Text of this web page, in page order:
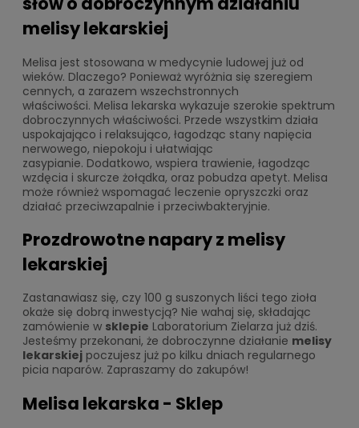
melisy lekarskiej
Melisa jest stosowana w medycynie ludowej już od
wieków. Dlaczego? Ponieważ wyróżnia się szeregiem
cennych, a zarazem wszechstronnych
właściwości. Melisa lekarska wykazuje szerokie spektrum
dobroczynnych właściwości. Przede wszystkim działa
uspokajająco i relaksująco, łagodząc stany napięcia
nerwowego, niepokoju i ułatwiając
zasypianie. Dodatkowo, wspiera trawienie, łagodząc
wzdęcia i skurcze żołądka, oraz pobudza apetyt. Melisa
może również wspomagać leczenie opryszczki oraz
działać przeciwzapalnie i przeciwbakteryjnie.
Prozdrowotne napary z melisy
lekarskiej
Zastanawiasz się, czy 100 g suszonych liści tego zioła
okaże się dobrą inwestycją? Nie wahaj się, składając
zamówienie w sklepie Laboratorium Zielarza już dziś.
Jesteśmy przekonani, że dobroczynne działanie melisy
lekarskiej poczujesz już po kilku dniach regularnego
picia naparów. Zapraszamy do zakupów!
Melisa lekarska - Sklep